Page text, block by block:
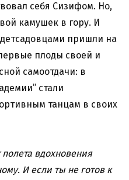
себя Сизифом. Но,
камушек в гору. И
детсадовцами пришли на
плоды своей и
самоотдачи: в
стали
танцам в своих
вдохновения
И если ты не готов к